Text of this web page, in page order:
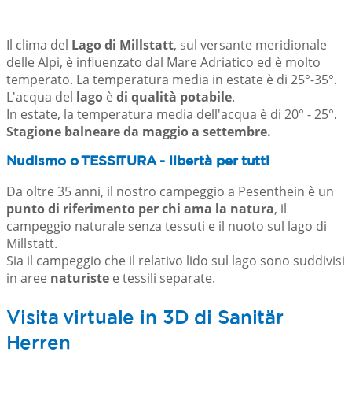
Il clima del Lago di Millstatt, sul versante meridionale
delle Alpi, è influenzato dal Mare Adriatico ed è molto
temperato. La temperatura media in estate è di 25°-35°.
L'acqua del lago è di qualità potabile.
In estate, la temperatura media dell'acqua è di 20° - 25°.
Stagione balneare da maggio a settembre.
Nudismo o TESSITURA - libertà per tutti
Da oltre 35 anni, il nostro campeggio a Pesenthein è un
punto di riferimento per chi ama la natura, il
campeggio naturale senza tessuti e il nuoto sul lago di
Millstatt.
Sia il campeggio che il relativo lido sul lago sono suddivisi
in aree naturiste e tessili separate.
Visita virtuale in 3D di Sanitär
Herren